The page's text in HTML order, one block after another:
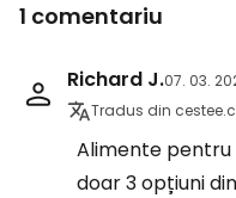
1 comentariu
Richard J.07. 03.
Tradus din
Alimente pentru
doar 3 opțiuni